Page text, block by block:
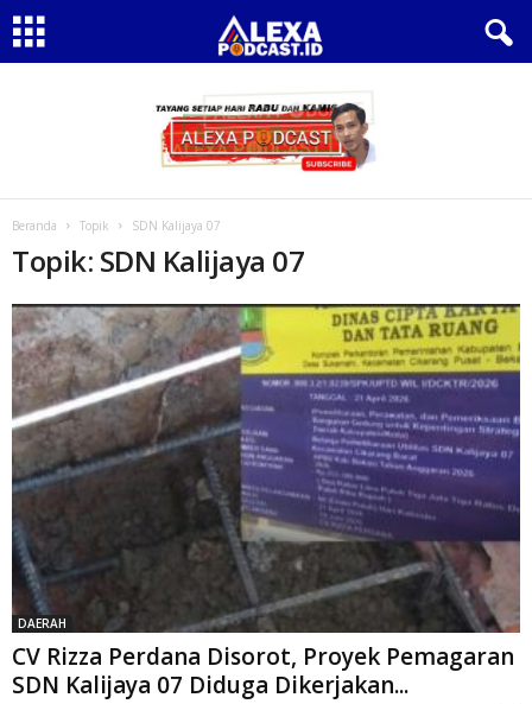
Beranda Topik SDN Kalijaya 07
Topik: SDN Kalijaya 07
DAERAH
CV Rizza Perdana Disorot, Proyek Pemagaran
SDN Kalijaya 07 Diduga Dikerjakan...